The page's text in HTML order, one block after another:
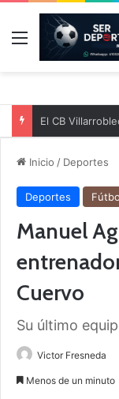
Menú
Inicio / Deportes
Deportes
Manuel
Cuervo
Su último
Victor Fresneda
Menos de un minuto